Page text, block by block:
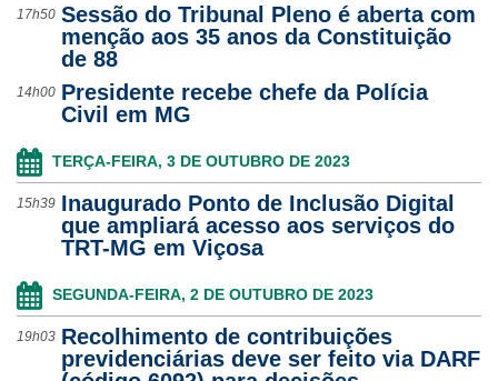
17h50 Sessão do Tribunal Pleno é aberta com
menção aos 35 anos da Constituição
de 88
14h00 Presidente recebe chefe da Polícia
Civil em MG
TERÇA-FEIRA, 3 DE OUTUBRO DE 2023
15h39 Inaugurado Ponto de Inclusão Digital
que ampliará acesso aos serviços do
TRT-MG em Viçosa
SEGUNDA-FEIRA, 2 DE OUTUBRO DE 2023
19h03 Recolhimento de contribuições
previdenciárias deve ser feito via DARF